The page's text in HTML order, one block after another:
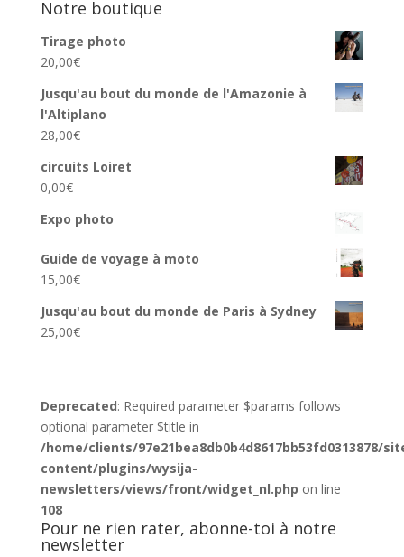
Notre boutique
Tirage photo
20,00€
Jusqu'au bout du monde de l'Amazonie à
l'Altiplano
28,00€
circuits Loiret
0,00€
Expo photo
Guide de voyage à moto
15,00€
Jusqu'au bout du monde de Paris à Sydney
25,00€
Deprecated: Required parameter $params follows
optional parameter $title in
/home/clients/97e21bea8db0b4d8617bb53fd0313878/
content/plugins/wysija-
newsletters/views/front/widget_nl.php on line
108
Pour ne rien rater, abonne-toi à notre
newsletter